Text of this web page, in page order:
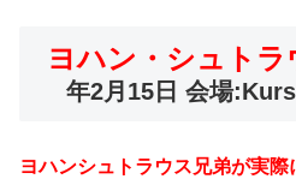
ヨハン・シュトラ
年2月15日 会場
ヨハンシュトラウス兄弟が実